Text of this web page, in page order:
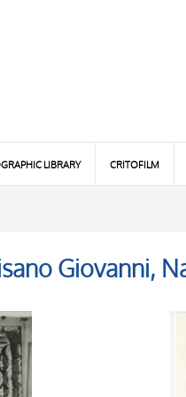
LIBRARY CRITOFILM
Giovanni,